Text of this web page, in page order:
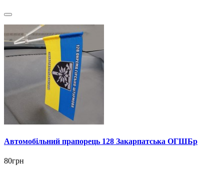
Автомобільний прапорець 128 Закарпатська ОГШБр
80грн